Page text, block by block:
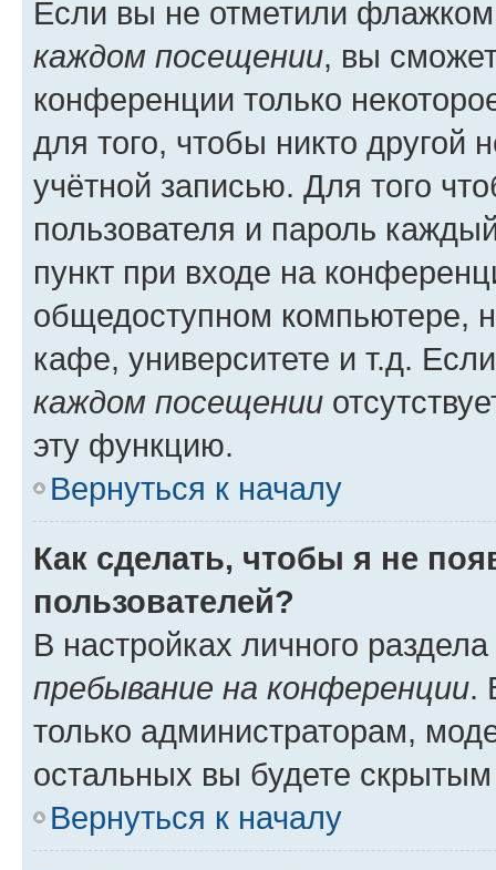
Если вы не отметили
каждом посещении, вы
конференции только
для того, чтобы никто другой
учётной записью. Для того
пользователя и пароль
пункт при входе на
общедоступном компьютере,
кафе, университете и т.д.
каждом посещении
эту функцию.
Вернуться к началу
Как сделать, чтобы я не
пользователей?
В настройках личного
пребывание на конференции.
только администраторам,
остальных вы будете
Вернуться к началу